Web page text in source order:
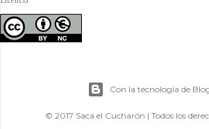
Con la tecnología de
© 2017 Saca el Cucharón | Todos los